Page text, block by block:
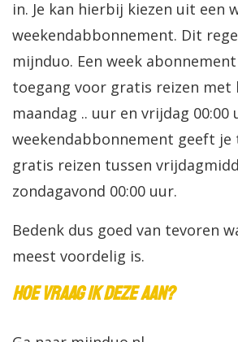
in. Je kan hierbij kiezen uit een
weekendabbonnement. Dit
mijnduo. Een week
toegang voor gratis reizen met
maandag .. uur en vrijdag 00:00
weekendabbonnement geeft
gratis reizen tussen
zondagavond 00:00 uur.
Bedenk dus goed van tevoren
meest voordelig is.
Hoe vraag ik deze aan?